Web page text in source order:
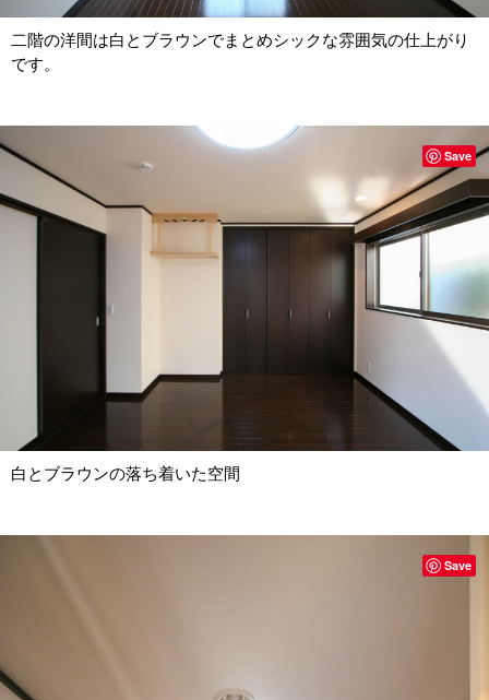
二階の洋間は白とブラウンでまとめシックな雰囲気の仕上がり
です。
白とブラウンの落ち着いた空間
Save
Save